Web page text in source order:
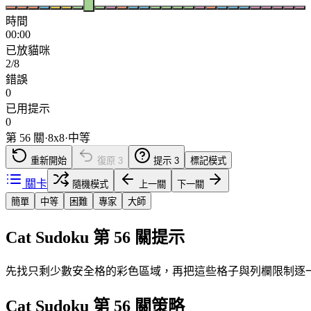
時間
00:00
已放貓咪
2/8
錯誤
0
已用提示
0
第 56 關·8x8·中等
重新開始 復原 3 提示 3 標記模式
關卡 隨機模式 上一關
下一關
簡單
中等 困難 專家 大師
Cat Sudoku 第 56 關提示
先找只剩少數安全格的彩色區域，再把這些格子與列欄限制逐
Cat Sudoku 第 56 關策略